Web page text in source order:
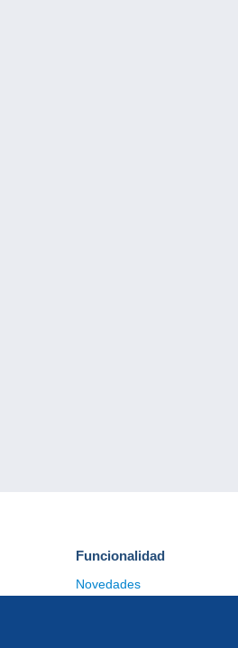
Funcionalidad
Novedades